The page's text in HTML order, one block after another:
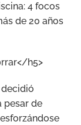
4 focos
de 20 años
h5>
decidió
pesar de